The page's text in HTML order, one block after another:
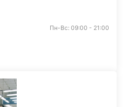
Пн-Вс: 09:00 - 21:00